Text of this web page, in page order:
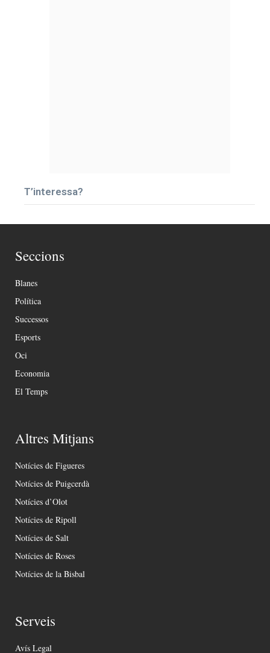
T’interessa?
Seccions
Blanes
Política
Successos
Esports
Oci
Economia
El Temps
Altres Mitjans
Notícies de Figueres
Notícies de Puigcerdà
Notícies d’Olot
Notícies de Ripoll
Notícies de Salt
Notícies de Roses
Notícies de la Bisbal
Serveis
Avís Legal